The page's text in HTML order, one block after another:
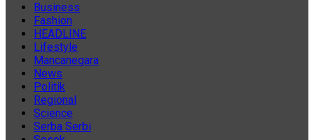
Business
Fashion
HEADLINE
Lifestyle
Mancanegara
News
Politik
Regional
Science
Serba Serbi